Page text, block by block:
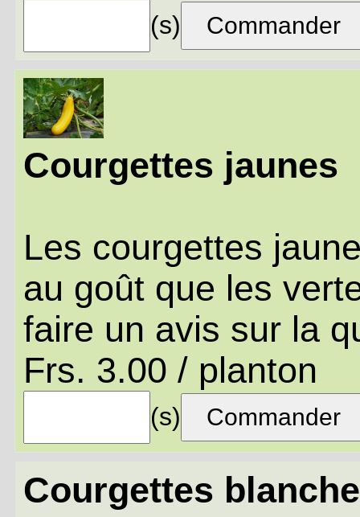
(s)
Courgettes jaunes
Les courgettes
au goût que les
faire un avis sur la
Frs. 3.00 / planton
(s)
Courgettes